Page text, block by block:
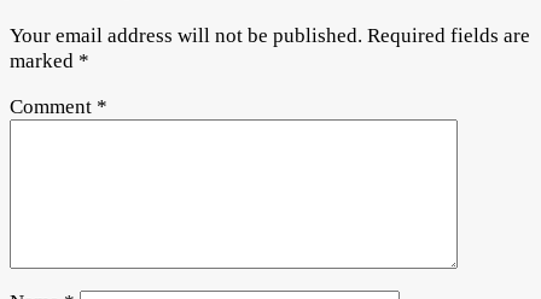
Your email address will not be published. Required fields are
marked *
Comment *